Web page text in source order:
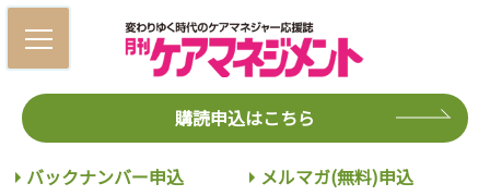
購読申込はこちら
バックナンバー申込
メルマガ(無料)申込